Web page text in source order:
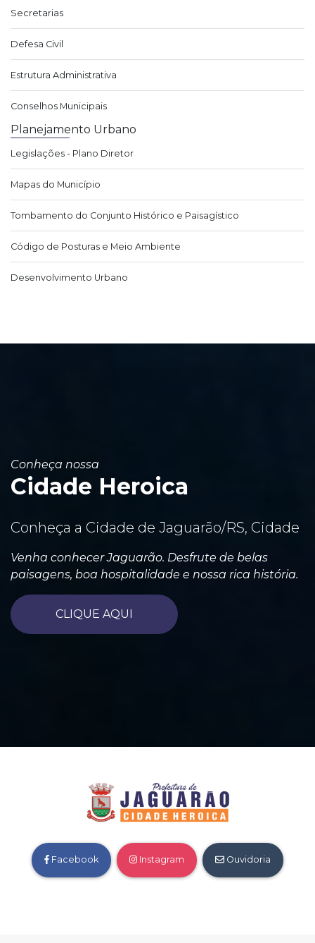
Secretarias
Defesa Civil
Estrutura Administrativa
Conselhos Municipais
Planejamento Urbano
Legislações - Plano Diretor
Mapas do Município
Tombamento do Conjunto Histórico e Paisagístico
Código de Posturas e Meio Ambiente
Desenvolvimento Urbano
Conheça nossa
Cidade Heroica
Conheça a Cidade de Jaguarão/RS, Cidade
Venha conhecer Jaguarão. Desfrute de belas
paisagens, boa hospitalidade e nossa rica história.
CLIQUE AQUI
Facebook Instagram Ouvidoria